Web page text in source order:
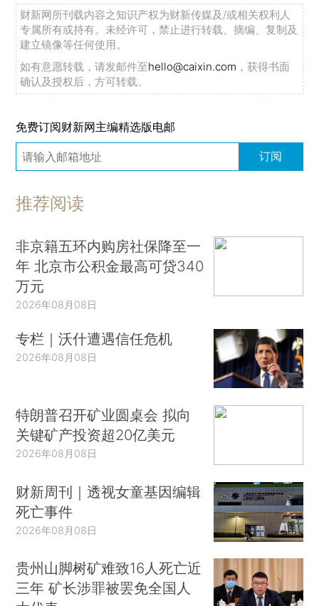
财新网所刊载内容之知识产权为财新传媒及/或相关权利人
专属所有或持有。未经许可，禁止进行转载、摘编、复制及
建立镜像等任何使用。
如有意愿转载，请发邮件至hello@caixin.com ，获得书面
确认及授权后，方可转载。
免费订阅财新网主编精选版电邮
订阅
推荐阅读
非京籍五环内购房社保降至一
年 北京市公积金最高可贷340
万元
2026年08月08日
专栏｜沃什遭遇信任危机
2026年08月08日
特朗普召开矿业圆桌会 拟向
关键矿产投资超20亿美元
2026年08月08日
财新周刊｜透视女童基因编辑
死亡事件
2026年08月08日
贵州山脚树矿难致16人死亡近
三年 矿长涉罪被罢免全国人